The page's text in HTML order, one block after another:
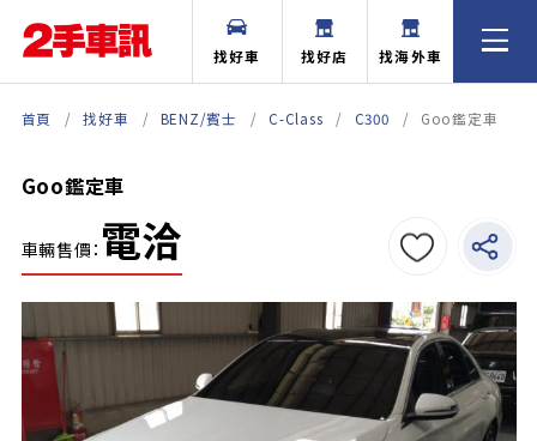
找好車 找好店 找海外車
首頁 找好車 BENZ/賓士 C-Class C300 Goo鑑定車
Goo鑑定車
車輛售價： 電洽